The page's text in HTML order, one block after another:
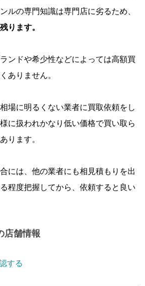
ルの専門知識は専門店に劣るため、
ります。
ンドや希少性などによっては高額買
ありません。
場に明るくない業者に買取依頼をし
に扱われかなり低い価格で買い取ら
ります。
には、他の業者にも相見積もりを出
程度把握してから、依頼すると良い
店舗情報
する